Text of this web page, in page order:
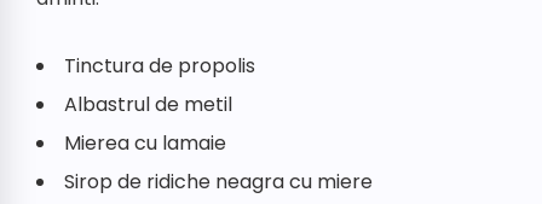
Tinctura de propolis
Albastrul de metil
Mierea cu lamaie
Sirop de ridiche neagra cu miere